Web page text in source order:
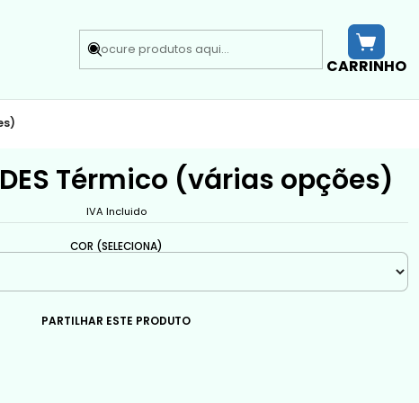
CARRINHO
Térmico (várias opções)
IVA Incluido
COR (SELECIONA)
PARTILHAR ESTE PRODUTO